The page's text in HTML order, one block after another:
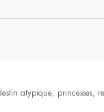
atypique, princesses,